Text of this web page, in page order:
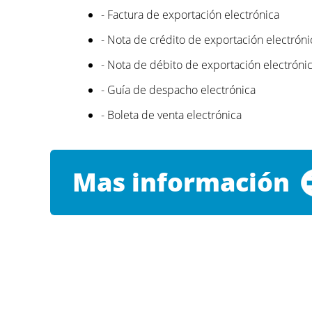
- Factura de exportación electrónica
- Nota de crédito de exportación
- Nota de débito de exportación
- Guía de despacho electrónica
- Boleta de venta electrónica
Mas información